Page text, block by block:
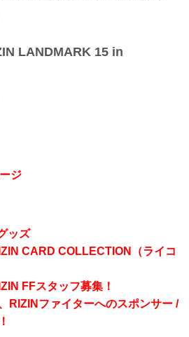
LANDMARK 15 in
ジ
ッズ
CARD COLLECTION（ライコ
FFスタッフ募集！
RIZINファイターへのスポンサー /